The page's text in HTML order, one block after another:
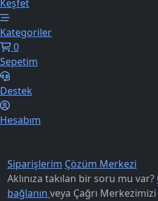
Keşfet
Kategoriler
0
Sepetim
Destek
Hesabım
Siparişlerim Çözüm Merkezi
Aklınıza takılan bir soru mu var?
bağlanın veya Çağrı Merkezimizi